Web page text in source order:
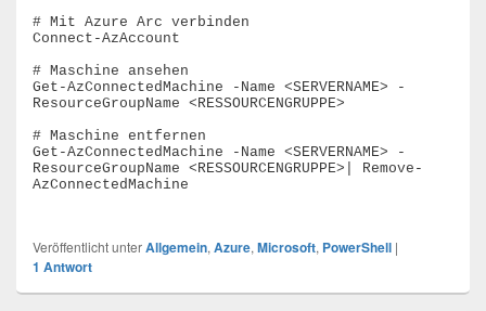
# Mit Azure Arc verbinden
Connect-AzAccount
# Maschine ansehen
Get-AzConnectedMachine -Name <SERVERNAME> -
ResourceGroupName <RESSOURCENGRUPPE>
# Maschine entfernen
Get-AzConnectedMachine -Name <SERVERNAME> -
ResourceGroupName <RESSOURCENGRUPPE>| Remove-
AzConnectedMachine
Veröffentlicht unterAllgemein, Azure, Microsoft, PowerShell |
1 Antwort